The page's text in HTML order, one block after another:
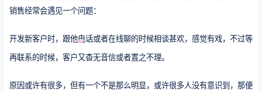
销售经常会遇见一个问题：
开发新客户时，跟他电话或者在线聊的时候相谈甚欢，感觉有戏，不过等
再联系的时候，客户又杳无音信或者置之不理。
原因或许有很多，但有一个不是那么明显，或许很多人没有意识到，那便